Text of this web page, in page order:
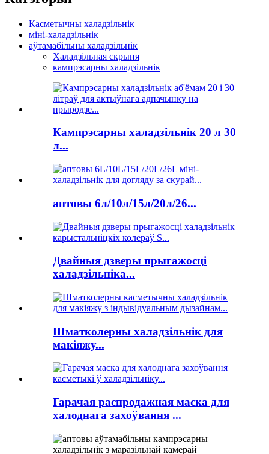
Касметычны халадзільнік
міні-халадзільнік
аўтамабільны халадзільнік
Халадзільная скрыня
кампрэсарны халадзільнік
Кампрэсарны халадзільнік 20 л 30
л...
аптовы 6л/10л/15л/20л/26...
Двайныя дзверы прыгажосці
халадзільніка...
Шматколерны халадзільнік для
макіяжу...
Гарачая распродажная маска для
халоднага захоўвання ...